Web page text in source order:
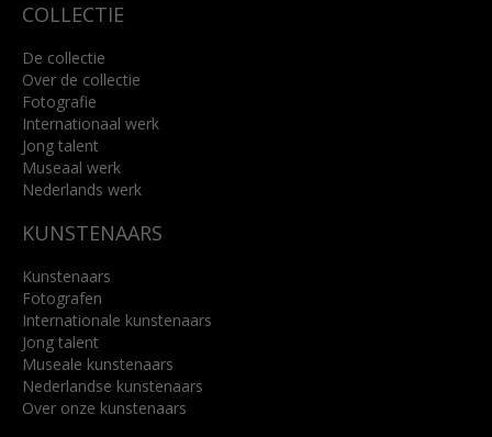
COLLECTIE
De collectie
Over de collectie
Fotografie
Internationaal werk
Jong talent
Museaal werk
Nederlands werk
KUNSTENAARS
Kunstenaars
Fotografen
Internationale kunstenaars
Jong talent
Museale kunstenaars
Nederlandse kunstenaars
Over onze kunstenaars